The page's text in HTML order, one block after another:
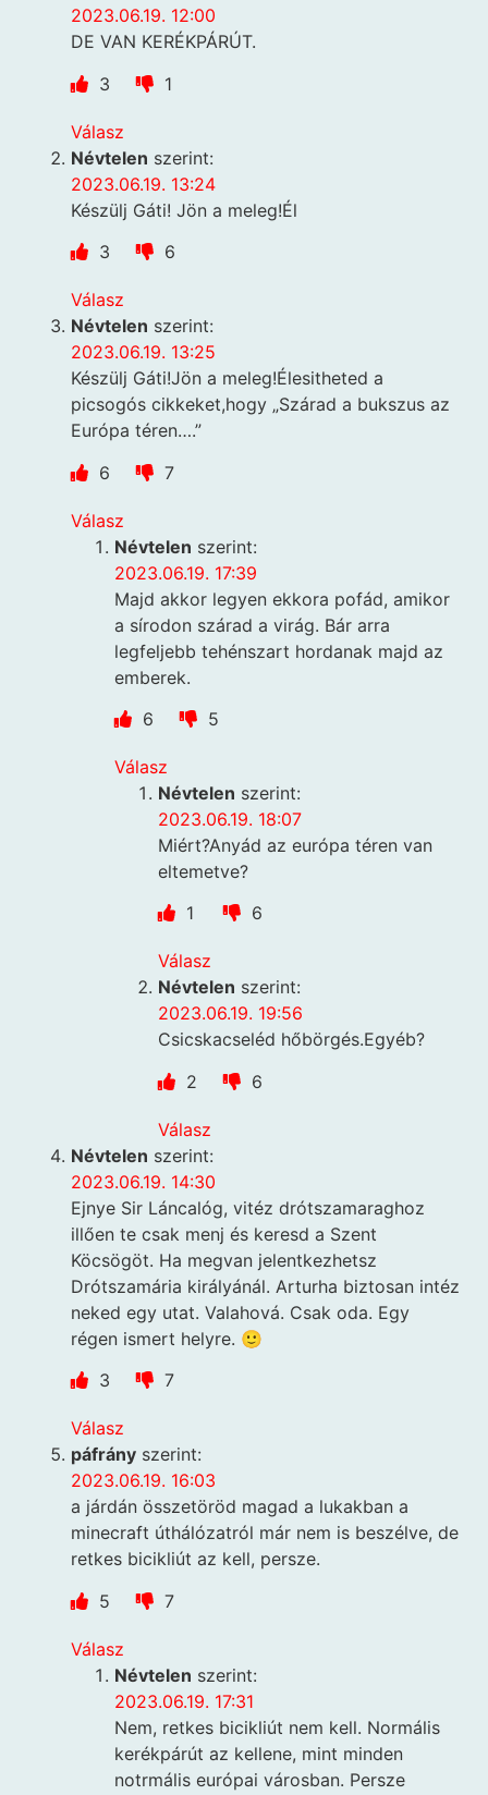
2023.06.19. 12:00
DE VAN KERÉKPÁRÚT.
3
1
Válasz
Névtelen szerint:
2023.06.19. 13:24
Készülj Gáti! Jön a meleg!Él
3
6
Válasz
Névtelen szerint:
2023.06.19. 13:25
Készülj Gáti!Jön a meleg!Élesitheted a
picsogós cikkeket,hogy „Szárad a bukszus az
Európa téren….”
6
7
Válasz
Névtelen szerint:
2023.06.19. 17:39
Majd akkor legyen ekkora pofád, amikor
a sírodon szárad a virág. Bár arra
legfeljebb tehénszart hordanak majd az
emberek.
6
5
Válasz
Névtelen szerint:
2023.06.19. 18:07
Miért?Anyád az európa téren van
eltemetve?
1
6
Válasz
Névtelen szerint:
2023.06.19. 19:56
Csicskacseléd hőbörgés.Egyéb?
2
6
Válasz
Névtelen szerint:
2023.06.19. 14:30
Ejnye Sir Láncalóg, vitéz drótszamaraghoz
illően te csak menj és keresd a Szent
Köcsögöt. Ha megvan jelentkezhetsz
Drótszamária királyánál. Arturha biztosan intéz
neked egy utat. Valahová. Csak oda. Egy
régen ismert helyre. 🙂
3
7
Válasz
páfrány szerint:
2023.06.19. 16:03
a járdán összetöröd magad a lukakban a
minecraft úthálózatról már nem is beszélve, de
retkes bicikliút az kell, persze.
5
7
Válasz
Névtelen szerint:
2023.06.19. 17:31
Nem, retkes bicikliút nem kell. Normális
kerékpárút az kellene, mint minden
notrmális európai városban. Persze